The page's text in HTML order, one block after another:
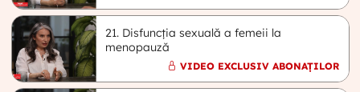
21. Disfuncția sexuală a femeii la
menopauză
VIDEO EXCLUSIV ABONAȚILOR